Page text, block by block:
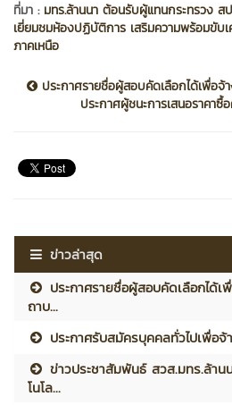
ที่มา : มทร.ล้านนา ต้อนรับผู้แทนกระทรวง ส
เยี่ยมชมห้องปฏิบัติการ เสริมความพร้อมขับเ
ภาคเหนือ
ประกาศรายชื่อผู้สอบคัดเลือกได้เพื่อจ้
ประกาศผู้ชนะการเสนอราคาซื้
ข่าวล่าสุด
ประกาศรายชื่อผู้สอบคัดเลือกได้เ
ถาบ...
ประกาศรับสมัครบุคคลทั่วไปเพื่อจ้
ข่าวประชาสัมพันธ์ สวส.มทร.ล้า
โนโล...